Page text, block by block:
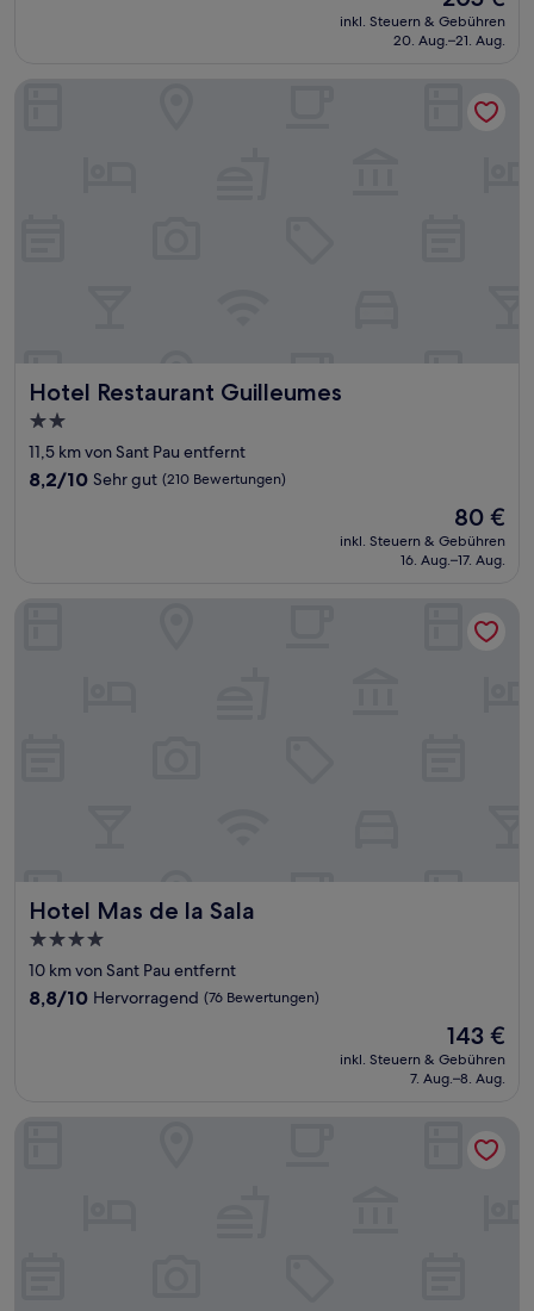
Preis
beträgt
inkl. Steuern & Gebühren
20. Aug.–21. Aug.
Hotel Restaurant Guilleumes
Hotel Restaurant Guilleumes
2.0-
Sterne-
Unterkunft
11,5 km von Sant Pau entfernt
8.2
Bewertungen)
8,2/10 Sehr gut (210 Bewertungen)
Der
Preis
beträgt
80 €
inkl. Steuern & Gebühren
16. Aug.–17. Aug.
Hotel Mas de la Sala
Hotel Mas de la Sala
4.0-
Sterne-
Unterkunft
10 km von Sant Pau entfernt
8.8
8,8/10 Hervorragend (76 Bewertungen)
Der
Preis
beträgt
143 €
inkl. Steuern & Gebühren
7. Aug.–8. Aug.
Hotel Mas de la Sala